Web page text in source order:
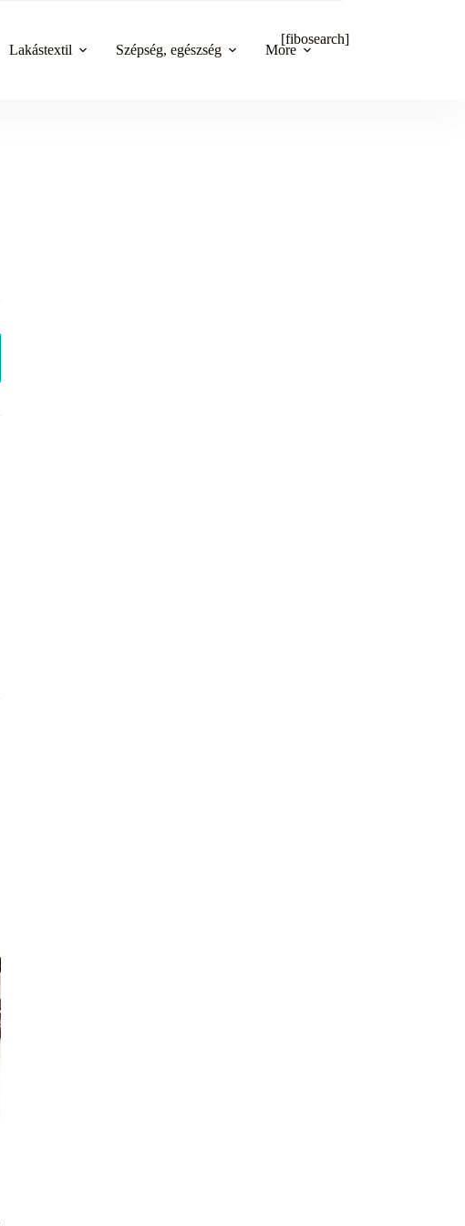
Lakástextil Szépség, egészség More
[fibosearch]